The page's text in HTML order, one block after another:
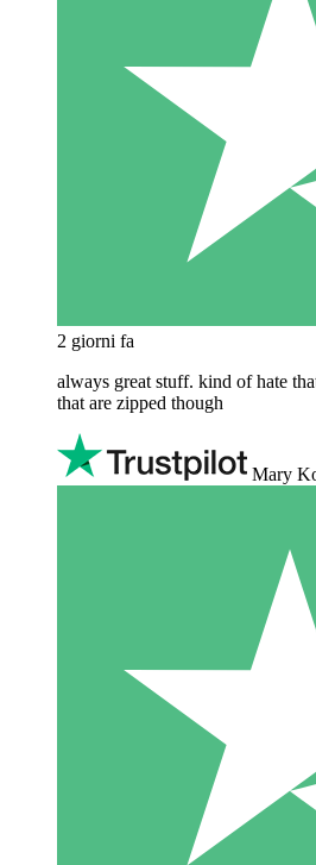
2 giorni fa
always great stuff. kind of hate
that are zipped though
Mary